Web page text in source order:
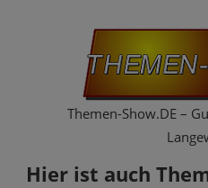
Themen-Show.DE –
Hier ist auch